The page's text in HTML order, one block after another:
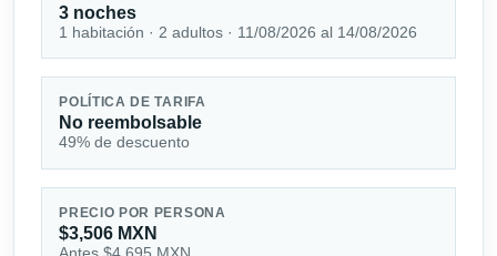
3 noches
1 habitación · 2 adultos · 11/08/2026 al 14/08/2026
POLÍTICA DE TARIFA
No reembolsable
49% de descuento
PRECIO POR PERSONA
$3,506 MXN